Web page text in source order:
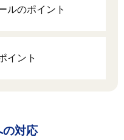
ルのポイント
イント
の対応